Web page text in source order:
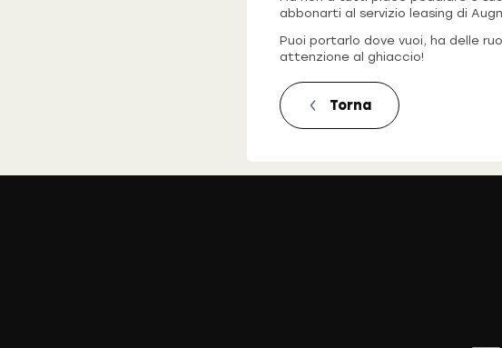
abbonarti al servizio leasing di
Puoi portarlo dove vuoi, ha delle
attenzione al ghiaccio!
Torna